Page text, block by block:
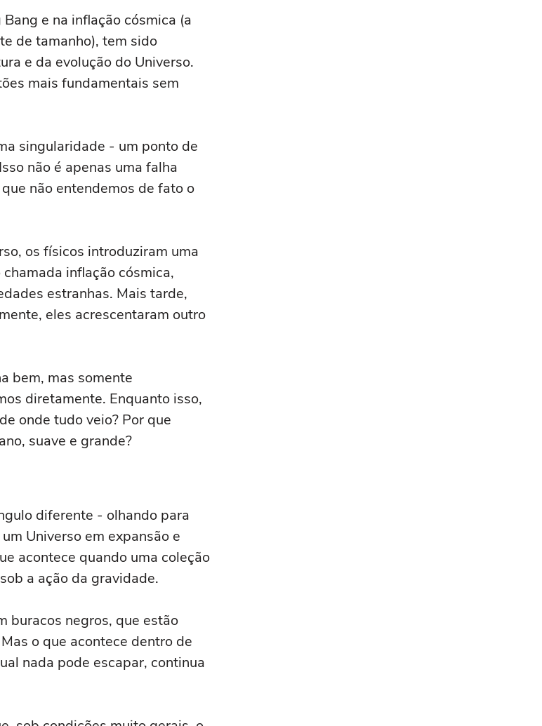
e na inflação cósmica (a
de tamanho), tem sido
e da evolução do Universo.
mais fundamentais sem
singularidade - um ponto de
não é apenas uma falha
não entendemos de fato o
os físicos introduziram uma
inflação cósmica,
estranhas. Mais tarde,
eles acrescentaram outro
bem, mas somente
diretamente. Enquanto isso,
onde tudo veio? Por que
suave e grande?
diferente - olhando para
Universo em expansão e
acontece quando uma coleção
a ação da gravidade.
buracos negros, que estão
o que acontece dentro de
nada pode escapar, continua